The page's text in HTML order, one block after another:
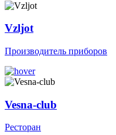
Vzljot
Производитель приборов
Vesna-club
Ресторан